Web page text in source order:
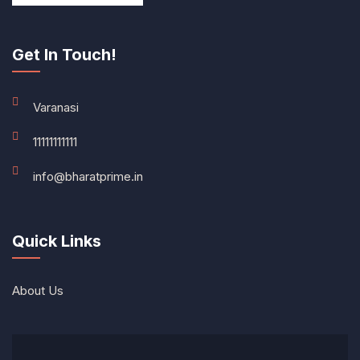
Get In Touch!
Varanasi
11111111111
info@bharatprime.in
Quick Links
About Us